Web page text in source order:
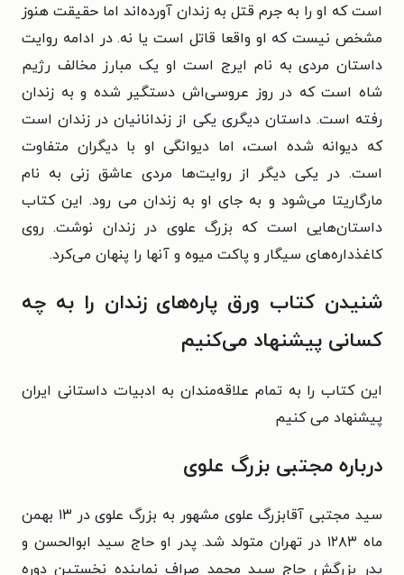
است که او را به جرم قتل به زندان آورده‌اند اما حقیقت هنوز
مشخص نیست که او واقعا قاتل است یا نه. در ادامه روایت
داستان مردی به نام ایرج است او یک مبارز مخالف رژیم
شاه است که در روز عروسی‌اش دستگیر شده و به زندان
رفته است. داستان دیگری يكی از زندانانیان در زندان است
که دیوانه شده است، اما دیوانگی او با دیگران متفاوت
است. در یکی دیگر از روایت‌ها مردی عاشق زنی به نام
مارگاریتا می‌شود و به جای او به زندان می رود. این کتاب
داستان‌هایی است که بزرگ علوی در زندان نوشت. روی
کاغذداره‌های سیگار و پاکت میوه و آنها را پنهان می‌کرد.
شنیدن کتاب ورق پاره‌های زندان را به چه
کسانی پیشنهاد می‌کنیم
این کتاب را به تمام علاقه‌مندان به ادبیات داستانی ایران
پیشنهاد می کنیم
درباره مجتبی بزرگ علوی
سید مجتبی آقابزرگ علوی مشهور به بزرگ علوی در ۱۳ بهمن
ماه ۱۲۸۳ در تهران متولد شد. پدر او حاج سید ابوالحسن و
پدر بزرگش حاج سید محمد صراف نماینده نخستین دوره